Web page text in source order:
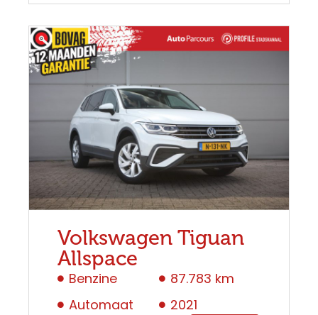
Volkswagen Tiguan
Allspace
Benzine
Automaat
87.783 km
2021